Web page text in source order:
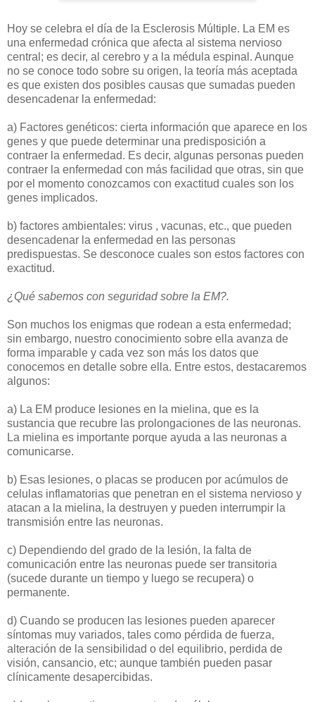
Hoy se celebra el día de la Esclerosis Múltiple. La EM es
una enfermedad crónica que afecta al sistema nervioso
central; es decir, al cerebro y a la médula espinal. Aunque
no se conoce todo sobre su origen, la teoría más aceptada
es que existen dos posibles causas que sumadas pueden
desencadenar la enfermedad:
a) Factores genéticos: cierta información que aparece en los
genes y que puede determinar una predisposición a
contraer la enfermedad. Es decir, algunas personas pueden
contraer la enfermedad con más facilidad que otras, sin que
por el momento conozcamos con exactitud cuales son los
genes implicados.
b) factores ambientales: virus , vacunas, etc., que pueden
desencadenar la enfermedad en las personas
predispuestas. Se desconoce cuales son estos factores con
exactitud.
¿Qué sabemos con seguridad sobre la EM?.
Son muchos los enigmas que rodean a esta enfermedad;
sin embargo, nuestro conocimiento sobre ella avanza de
forma imparable y cada vez son más los datos que
conocemos en detalle sobre ella. Entre estos, destacaremos
algunos:
a) La EM produce lesiones en la mielina, que es la
sustancia que recubre las prolongaciones de las neuronas.
La mielina es importante porque ayuda a las neuronas a
comunicarse.
b) Esas lesiones, o placas se producen por acúmulos de
celulas inflamatorias que penetran en el sistema nervioso y
atacan a la mielina, la destruyen y pueden interrumpir la
transmisión entre las neuronas.
c) Dependiendo del grado de la lesión, la falta de
comunicación entre las neuronas puede ser transitoria
(sucede durante un tiempo y luego se recupera) o
permanente.
d) Cuando se producen las lesiones pueden aparecer
síntomas muy variados, tales como pérdida de fuerza,
alteración de la sensibilidad o del equilibrio, perdida de
visión, cansancio, etc; aunque también pueden pasar
clínicamente desapercibidas.